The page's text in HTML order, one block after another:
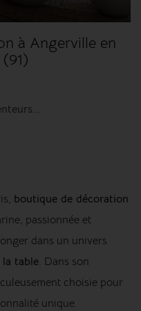
à Angerville en
boutique de décoration
passionnée et
dans un univers
table . Dans son
choisie pour
unique.